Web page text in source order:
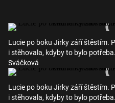
Lucie po boku Jirky září štěstím.
i stěhovala, kdyby to bylo potřeba.
Sváčková
Lucie po boku Jirky září štěstím.
i stěhovala, kdyby to bylo potřeba.